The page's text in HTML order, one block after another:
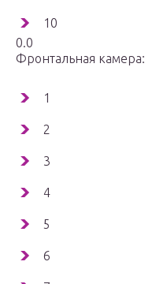
10
0.0
Фронтальная камера:
1
2
3
4
5
6